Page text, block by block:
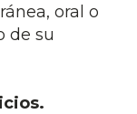
oral o
de su